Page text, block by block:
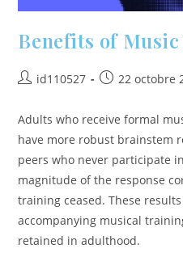
Benefits of
id110527 22 octobre
Adults who receive formal
have more robust brainstem
peers who never participate
magnitude of the response
training ceased. These
accompanying musical
retained in adulthood.